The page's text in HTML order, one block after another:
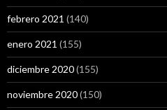
febrero 2021 (140)
enero 2021 (155)
diciembre 2020(155)
noviembre 2020(150)